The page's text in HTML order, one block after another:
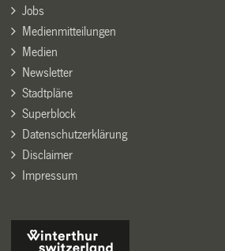
Jobs
Medienmitteilungen
Medien
Newsletter
Stadtpläne
Superblock
Datenschutzerklärung
Disclaimer
Impressum